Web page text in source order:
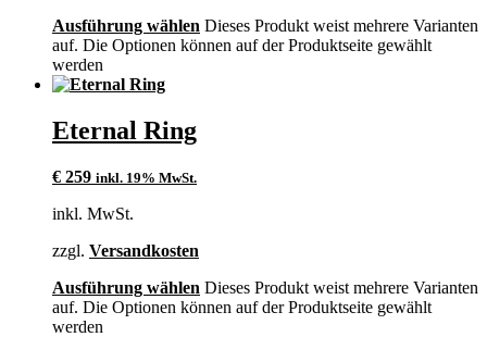
Ausführung wählen Dieses Produkt weist mehrere Varianten
auf. Die Optionen können auf der Produktseite gewählt
werden
Eternal Ring
€ 259 inkl. 19% MwSt.
inkl. MwSt.
zzgl. Versandkosten
Ausführung wählen Dieses Produkt weist mehrere Varianten
auf. Die Optionen können auf der Produktseite gewählt
werden